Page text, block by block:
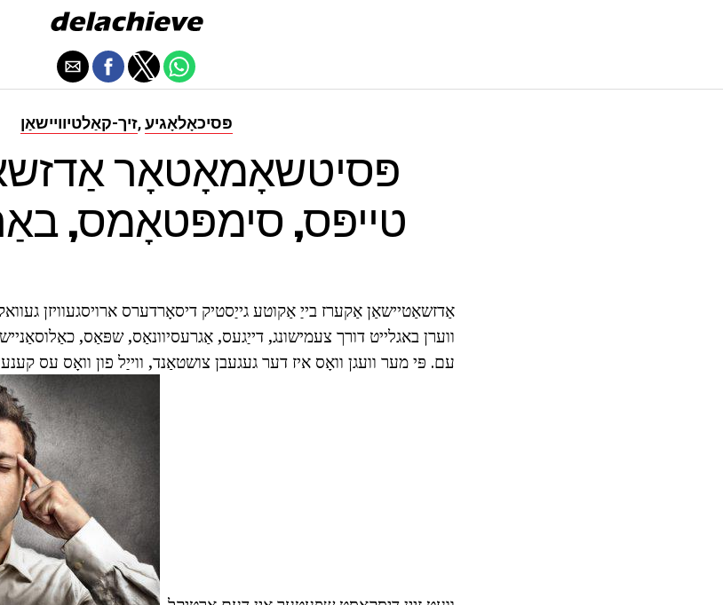
זיך-קאַלטיוויישאַן, פּסיכאָלאָגיע
פּסיטשאָמאָטאָר
טייפּס, סימפּטאָמס,
אַדזשאַטיישאַן אַקערז בייַ אַקוטע גייַסטיק דיסאָרדערס ארויסגעוויזן
ווערן באגלייט דורך צעמישונג, דייַגעס, אַגרעסיוונאַס, שפּאַס,
עם. פּי מער וועגן וואָס איז דער געגעבן צושטאַנד, ווייַל פון וואָס עס